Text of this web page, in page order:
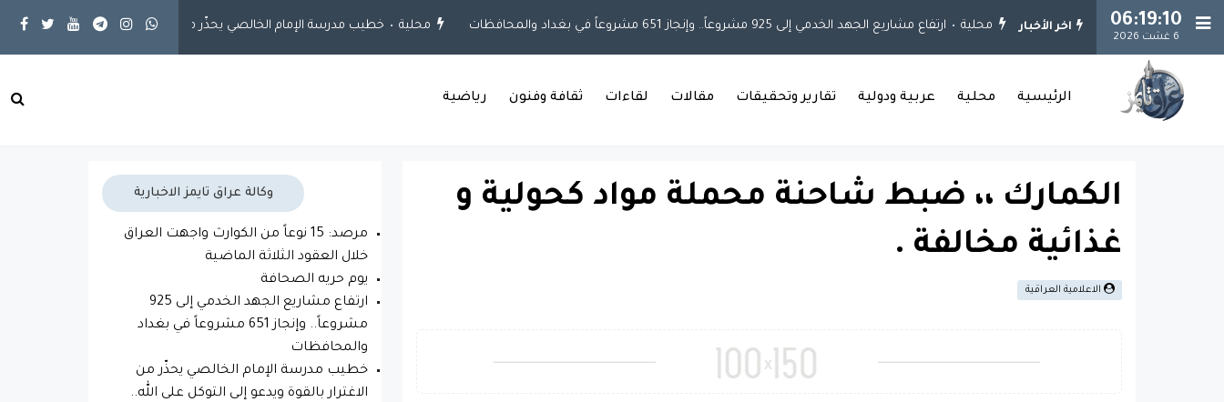
06:19:10
6 غشت 2026
اخر الأخبار محلية ارتفاع مشاريع الجهد الخدمي إلى 925 مشروعاً.. وإنجاز 651 مشروعاً في بغداد والمحافظات محلية خطيب مدرسة الإمام الخالصي يحذّر من الاغترار بالقوة ويدعو إلى التوكل
الرئيسية محلية عربية ودولية تقارير وتحقيقات مقالات لقاءات ثقافة وفنون رياضية
الكمارك ،، ضبط شاحنة محملة مواد كحولية و
غذائية مخالفة .
الاعلامية العراقية
وكالة عراق تايمز الاخبارية
مرصد: 15 نوعاً من الكوارث واجهت العراق
خلال العقود الثلاثة الماضية
يوم حريه الصحافة
ارتفاع مشاريع الجهد الخدمي إلى 925
مشروعاً.. وإنجاز 651 مشروعاً في بغداد
والمحافظات
خطيب مدرسة الإمام الخالصي يحذّر من
الاغترار بالقوة ويدعو إلى التوكل على الله..